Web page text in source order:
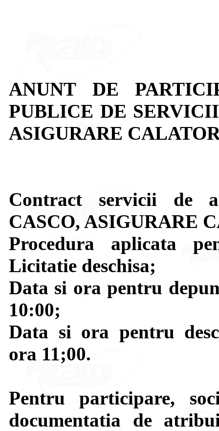
ANUNT DE
PUBLICE DE
ASIGURARE
Contract servicii de
CASCO, ASIGURARE
Procedura aplicata
Licitatie deschisa;
Data si ora pentru
10:00;
Data si ora pentru
ora 11;00.
Pentru participare,
documentatia de